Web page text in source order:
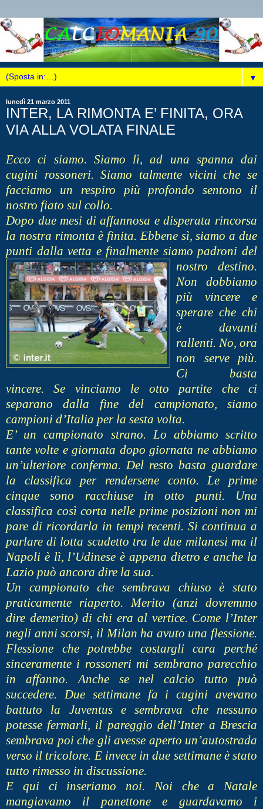
▼
lunedì 21 marzo 2011
INTER, LA RIMONTA E’ FINITA, ORA
VIA ALLA VOLATA FINALE
Ecco ci siamo. Siamo lì, ad una spanna dai
cugini rossoneri. Siamo talmente vicini che se
facciamo un respiro più profondo sentono il
nostro fiato sul collo.
Dopo due mesi di affannosa e disperata rincorsa
la nostra rimonta è finita. Ebbene sì, siamo a due
punti dalla vetta e finalmente siamopadroni del
nostro destino.
Non dobbiamo
più vincere e
sperare che chi
è davanti
rallenti. No, ora
non serve più.
Ci basta
vincere. Se vinciamo le otto partite che ci
separano dalla fine del campionato, siamo
campioni d’Italia per la sesta volta.
E’ un campionato strano. Lo abbiamo scritto
tante volte e giornata dopo giornata ne abbiamo
un’ulteriore conferma. Del resto basta guardare
la classifica per rendersene conto. Le prime
cinque sono racchiuse in otto punti. Una
classifica così corta nelle prime posizioni non mi
pare di ricordarla in tempi recenti. Si continua a
parlare di lotta scudetto tra le due milanesi ma il
Napoli è lì, l’Udinese è appena dietro e anche la
Lazio può ancora dire la sua.
Un campionato che sembrava chiuso è stato
praticamente riaperto. Merito (anzi dovremmo
dire demerito) di chi era al vertice. Come l’Inter
negli anni scorsi, il Milan ha avuto una flessione.
Flessione che potrebbe costargli cara perché
sinceramente i rossoneri mi sembrano parecchio
in affanno. Anche se nel calcio tutto può
succedere. Due settimane fa i cugini avevano
battuto la Juventus e sembrava che nessuno
potesse fermarli, il pareggio dell’Inter a Brescia
sembrava poi che gli avesse aperto un’autostrada
verso il tricolore. E invece in due settimane è stato
tutto rimesso in discussione.
E qui ci inseriamo noi. Noi che a Natale
mangiavamo il panettone e guardavamo i